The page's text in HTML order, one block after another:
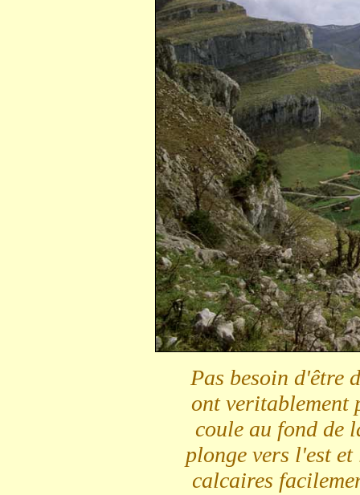
Pas besoin d'être
ont veritablement
coule au fond de
plonge vers l'est et
calcaires